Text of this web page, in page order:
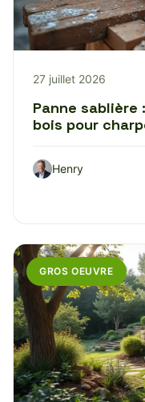
27 juillet 2026
Panne
bois pour
Henry
GROS OEUVRE